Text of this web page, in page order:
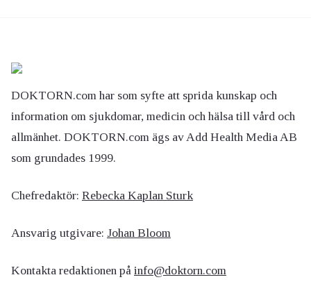
DOKTORN.com har som syfte att sprida kunskap och
information om sjukdomar, medicin och hälsa till vård och
allmänhet. DOKTORN.com ägs av Add Health Media AB
som grundades 1999.
Chefredaktör: Rebecka Kaplan Sturk
Ansvarig utgivare: Johan Bloom
Kontakta redaktionen på info@doktorn.com